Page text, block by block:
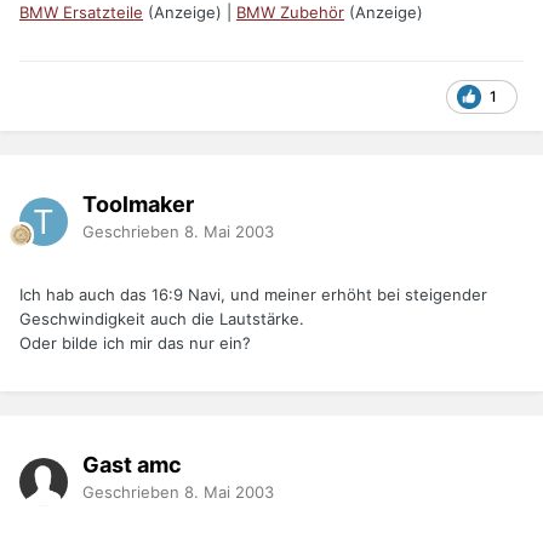
BMW Ersatzteile (Anzeige) | BMW Zubehör (Anzeige)
1
Toolmaker
Geschrieben 8. Mai 2003
Ich hab auch das 16:9 Navi, und meiner erhöht bei steigender
Geschwindigkeit auch die Lautstärke.
Oder bilde ich mir das nur ein?
Gast amc
Geschrieben 8. Mai 2003